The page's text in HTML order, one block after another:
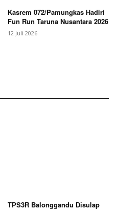
Kasrem 072/Pamungkas Hadiri
Fun Run Taruna Nusantara 2026
12 Juli 2026
TPS3R Balonggandu Disulap